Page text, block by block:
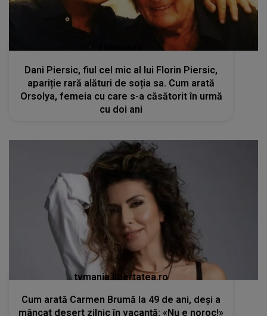
Dani Piersic, fiul cel mic al lui Florin Piersic,
apariție rară alături de soția sa. Cum arată
Orsolya, femeia cu care s-a căsătorit în urmă
cu doi ani
tvmania.libertatea.ro
Cum arată Carmen Brumă la 49 de ani, deși a
mâncat desert zilnic în vacanță: «Nu e noroc!»